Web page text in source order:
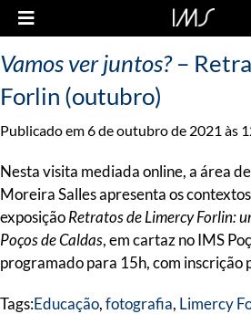
Vamos ver juntos?–
Forlin (outubro)
Publicado em 6 de outubro de 2021 às
Nesta visita mediada online, a área
Moreira Salles apresenta os
exposiçãoRetratos de Limercy Forlin:
Poços de Caldas, em cartaz no IMS
programado para 15h, com inscrição
Tags:Educação,fotografia, Limercy